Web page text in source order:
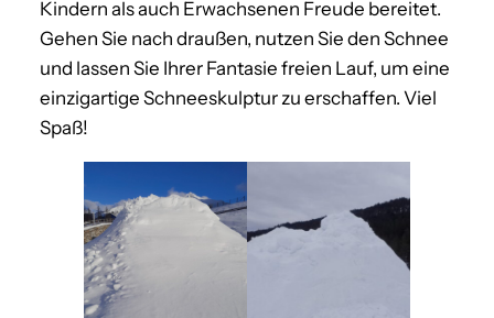
Kindern als auch Erwachsenen Freude bereitet.
Gehen Sie nach draußen, nutzen Sie den Schnee
und lassen Sie Ihrer Fantasie freien Lauf, um eine
einzigartige Schneeskulptur zu erschaffen. Viel
Spaß!